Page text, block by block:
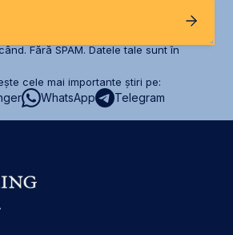
Fără SPAM. Datele tale sunt în
cele mai importante știri pe:
WhatsApp Telegram